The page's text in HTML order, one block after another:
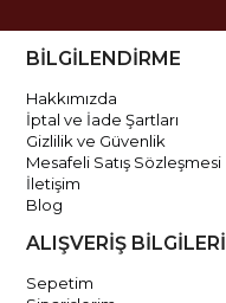
BİLGİLENDİRME
Hakkımızda
İptal ve İade Şartları
Gizlilik ve Güvenlik
Mesafeli Satış Sözleşmesi
İletişim
Blog
ALIŞVERİŞ BİLGİLERİ
Sepetim